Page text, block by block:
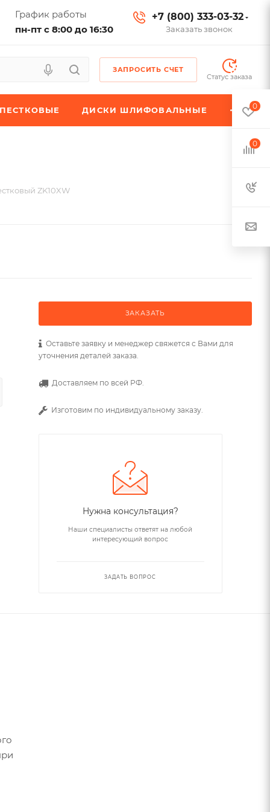
График работы
пн-пт с 8:00 до 16:30
+7 (800) 333-03-32
Заказать звонок
ЗАПРОСИТЬ СЧЕТ
Статус заказа
ДИСКИ ШЛИФОВАЛЬНЫЕ
ZK10XW
ЗАКАЗАТЬ
Оставьте заявку и менеджер свяжется с Вами для
уточнения деталей заказа.
Доставляем по всей РФ.
Изготовим по индивидуальному заказу.
Нужна консультация?
Наши специалисты ответят на любой
интересующий вопрос
ЗАДАТЬ ВОПРОС
0
0